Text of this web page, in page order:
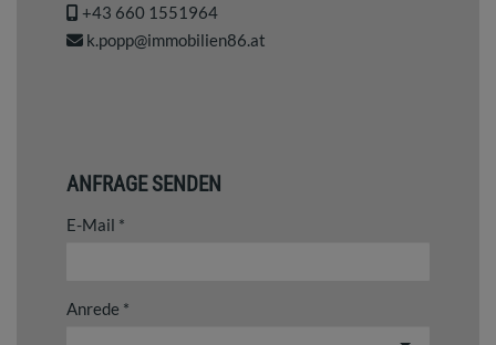
‭+43 660 1551964‬
k.popp@immobilien86.at
ANFRAGE SENDEN
E-Mail
Anrede